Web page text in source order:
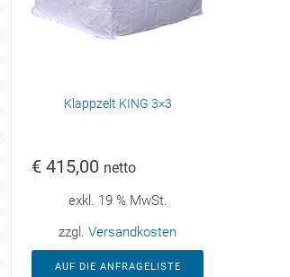
Klappzelt KING 3×3
€ 415,00 netto
exkl. 19 % MwSt.
zzgl. Versandkosten
AUF DIE ANFRAGELISTE